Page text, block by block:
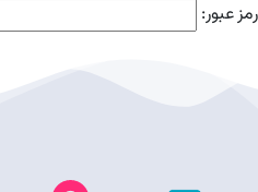
رمز عبور: